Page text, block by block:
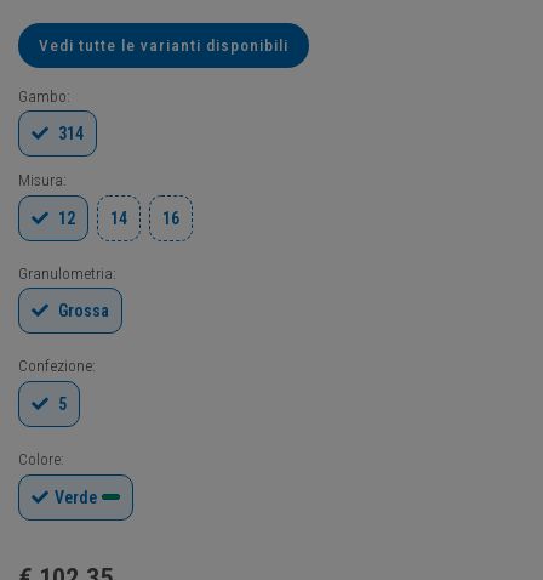
Vedi tutte le varianti disponibili
Gambo:
314
Misura:
12
14 16
Granulometria:
Grossa
Confezione:
5
Colore:
Verde